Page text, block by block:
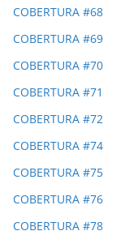
COBERTURA #68
COBERTURA #69
COBERTURA #70
COBERTURA #71
COBERTURA #72
COBERTURA #74
COBERTURA #75
COBERTURA #76
COBERTURA #78